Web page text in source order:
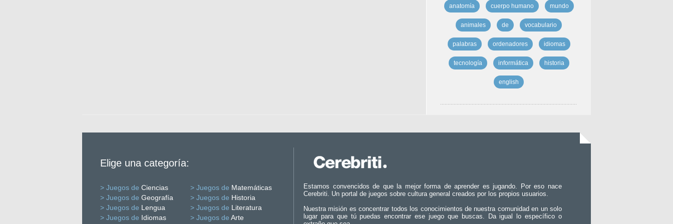
anatomía cuerpo humano mundo
animales de vocabulario
palabras ordenadores idiomas
tecnología informática historia
english
Elige una categoría:
> Juegos de Ciencias > Juegos de Matemáticas
> Juegos de Geografía > Juegos de Historia
> Juegos de Lengua > Juegos de Literatura
> Juegos de Idiomas > Juegos de Arte
Estamos convencidos de que la mejor forma de aprender es jugando. Por eso nace
Cerebriti. Un portal de juegos sobre cultura general creados por los propios usuarios.
Nuestra misión es concentrar todos los conocimientos de nuestra comunidad en un solo
lugar para que tú puedas encontrar ese juego que buscas. Da igual lo específico o